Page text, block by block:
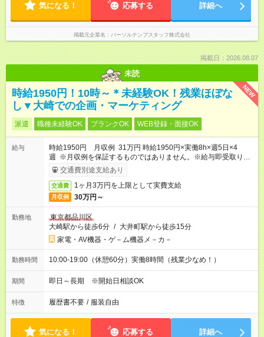
気になる！ 応募する 詳細へ
掲載元企業名 パーソルテンプスタッフ株式会社
掲載日：2026.08.07
未読
NEW
時給1950円！10時～＊未経験OK！残業ほぼな
し▼大崎での企画・マーケティング
派遣 職種未経験OK ブランクOK WEB登録・面接OK
給与
時給1950円 月収例 31万円 時給1950円×実働8h×週5日×4
週 ※月収例を保証するものではありません。※給与即受取りサ
ービス利用可（利用条件有）
交通費別途支給あり
交通費 1ヶ月3万円を上限として実費支給
月収例 30万円～
勤務地
東京都品川区
大崎駅から徒歩6分 / 大井町駅から徒歩15分
家電・AV機器・ゲ－ム機器メ－カ－
勤務時間 10:00-19:00（休憩60分）実働8時間（残業少なめ！）
期間 即日～長期 ※開始日相談OK
特徴 履歴書不要 / 服装自由
気になる！ 応募する 詳細へ